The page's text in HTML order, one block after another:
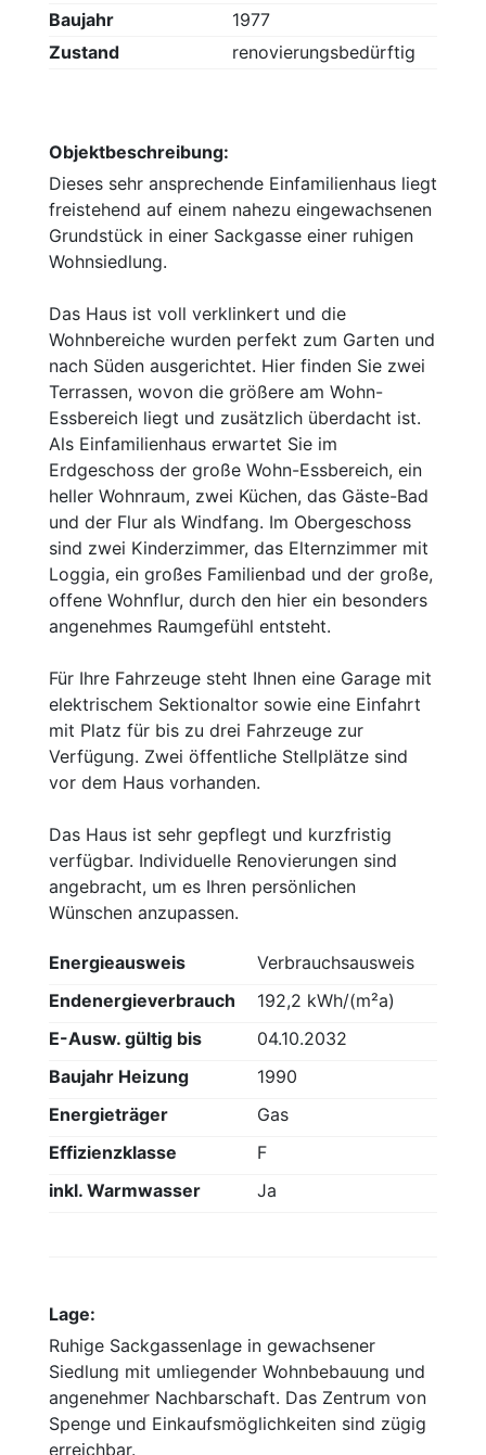
Baujahr
1977
Zustand
renovierungsbedürftig
Objektbeschreibung:
Dieses sehr ansprechende Einfamilienhaus liegt
freistehend auf einem nahezu eingewachsenen
Grundstück in einer Sackgasse einer ruhigen
Wohnsiedlung.
Das Haus ist voll verklinkert und die
Wohnbereiche wurden perfekt zum Garten und
nach Süden ausgerichtet. Hier finden Sie zwei
Terrassen, wovon die größere am Wohn-
Essbereich liegt und zusätzlich überdacht ist.
Als Einfamilienhaus erwartet Sie im
Erdgeschoss der große Wohn-Essbereich, ein
heller Wohnraum, zwei Küchen, das Gäste-Bad
und der Flur als Windfang. Im Obergeschoss
sind zwei Kinderzimmer, das Elternzimmer mit
Loggia, ein großes Familienbad und der große,
offene Wohnflur, durch den hier ein besonders
angenehmes Raumgefühl entsteht.
Für Ihre Fahrzeuge steht Ihnen eine Garage mit
elektrischem Sektionaltor sowie eine Einfahrt
mit Platz für bis zu drei Fahrzeuge zur
Verfügung. Zwei öffentliche Stellplätze sind
vor dem Haus vorhanden.
Das Haus ist sehr gepflegt und kurzfristig
verfügbar. Individuelle Renovierungen sind
angebracht, um es Ihren persönlichen
Wünschen anzupassen.
Energieausweis
Verbrauchsausweis
Endenergieverbrauch
192,2 kWh/(m²a)
E-Ausw. gültig bis
04.10.2032
Baujahr Heizung
1990
Energieträger
Gas
Effizienzklasse
F
inkl. Warmwasser
Ja
Lage:
Ruhige Sackgassenlage in gewachsener
Siedlung mit umliegender Wohnbebauung und
angenehmer Nachbarschaft. Das Zentrum von
Spenge und Einkaufsmöglichkeiten sind zügig
erreichbar.